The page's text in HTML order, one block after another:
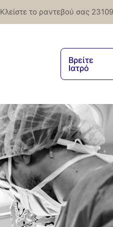
Κλείστε το ραντεβού σας
Βρείτε
Ιατρό